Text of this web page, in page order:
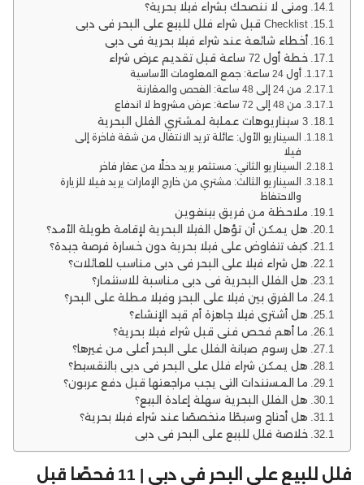
ومتى لا ننصحك بشراء فيلا بحرية؟
Checklist قبل شراء فلل للبيع على البحر في دبي
أخطاء شائعة عند شراء فيلا بحرية في دبي
خطة أول 72 ساعة قبل تقديم عرض شراء
أول 24 ساعة: جمع المعلومات الأساسية
من 24 إلى 48 ساعة: الفحص والمقارنة
من 48 إلى 72 ساعة: عرض مشروط لا اندفاع
3 سيناريوهات عملية لمشتري الفلل البحرية
السيناريو الأول: عائلة تريد الانتقال من شقة فاخرة إلى
فيلا
السيناريو الثاني: مستثمر يريد دخلًا من عقار فاخر
السيناريو الثالث: مشتري من خارج الإمارات يريد فيلا للزيارة
والاحتفاظ
ملاحظة من فريق بينغوين
هل يمكن أن تؤهل الفيلا البحرية لإقامة طويلة الأمد؟
كيف تتفاوض على فيلا بحرية دون خسارة فرصة جيدة؟
هل شراء فيلا على البحر في دبي مناسب للعائلات؟
هل الفلل البحرية في دبي مناسبة للاستثمار؟
ما الفرق بين فيلا على البحر وفيلا مطلة على البحر؟
هل أشتري فيلا جاهزة أم قيد الإنشاء؟
ما أهم فحص فني قبل شراء فيلا بحرية؟
هل رسوم صيانة الفلل على البحر أعلى من غيرها؟
هل يمكن شراء فلل على البحر في دبي بالتقسيط؟
ما المستندات التي يجب مراجعتها قبل دفع عربون؟
هل الفلل البحرية سهلة إعادة البيع؟
هل أحتاج وسيطًا متخصصًا عند شراء فيلا بحرية؟
خلاصة فلل للبيع على البحر في دبي
فلل للبيع على البحر في دبي | 11 فحصًا قبل